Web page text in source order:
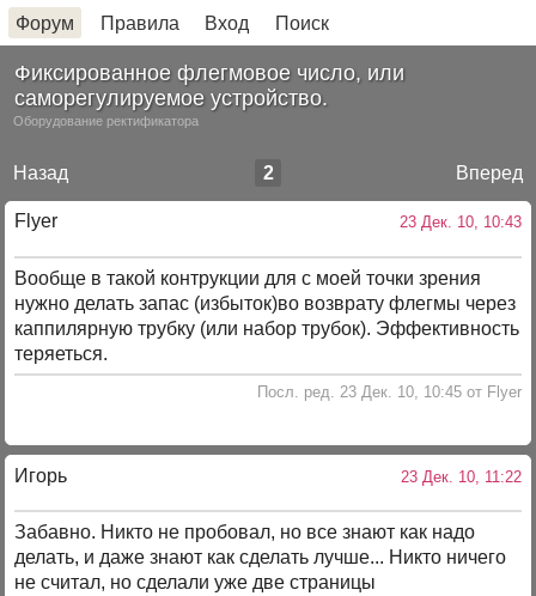
Форум Правила Вход Поиск
Фиксированное флегмовое число, или
саморегулируемое устройство.
Оборудование ректификатора
Назад Вперед
2
Flyer 23 Дек. 10, 10:43
Вообще в такой контрукции для с моей точки зрения
нужно делать запас (избыток)во возврату флегмы через
каппилярную трубку (или набор трубок). Эффективность
теряеться.
Посл. ред. 23 Дек. 10, 10:45 от Flyer
Игорь 23 Дек. 10, 11:22
Забавно. Никто не пробовал, но все знают как надо
делать, и даже знают как сделать лучше... Никто ничего
не считал, но сделали уже две страницы